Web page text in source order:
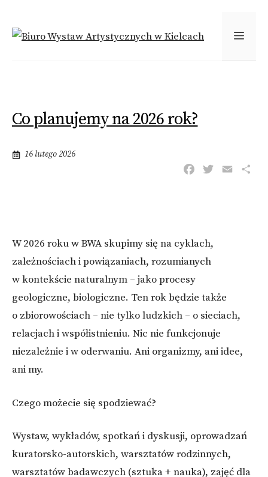
treści
Co planujemy na 2026 rok?
16 lutego 2026
o
k
W 2026 roku w BWA skupimy się na cyklach,
zależnościach i powiązaniach, rozumianych
w kontekście naturalnym – jako procesy
geologiczne, biologiczne. Ten rok będzie także
o zbiorowościach – nie tylko ludzkich – o sieciach,
relacjach i współistnieniu. Nic nie funkcjonuje
niezależnie i w oderwaniu. Ani organizmy, ani idee,
ani my.
Czego możecie się spodziewać?
Wystaw, wykładów, spotkań i dyskusji, oprowadzań
kuratorsko-autorskich, warsztatów rodzinnych,
warsztatów badawczych (sztuka + nauka), zajęć dla